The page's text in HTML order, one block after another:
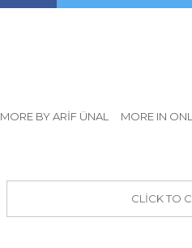
MORE BY ARIF ÜNAL MORE IN
CLICK TO